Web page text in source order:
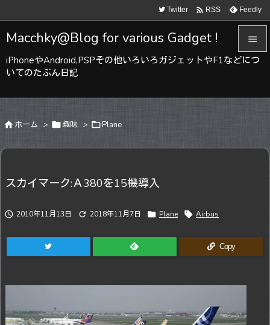
Macchky@Blog for various Gadget !
iPhoneやAndroid,PSPその他いろいろガジェットやF1などにつ
いてのたぶん日記



Twitter  RSS Feedly
 ホーム > 趣味 > Plane
スカイマーク:Ａ380を15機導入
 2010年11月13日  2018年11月7日  Plane  Airbus
Copy